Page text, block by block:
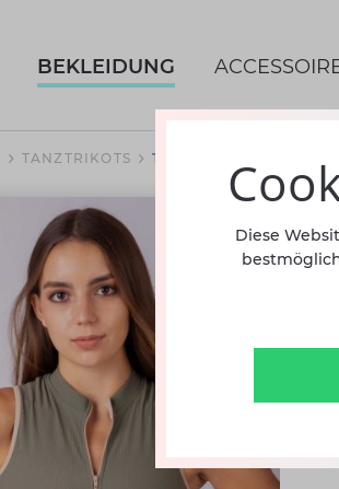
BEKLEIDUNG
TANZTRIKOTS TANK BODYS
Diese